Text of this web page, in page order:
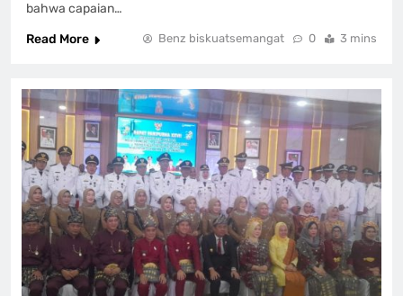
bahwa capaian…
Read More
Benz biskuatsemangat 0 3 mins